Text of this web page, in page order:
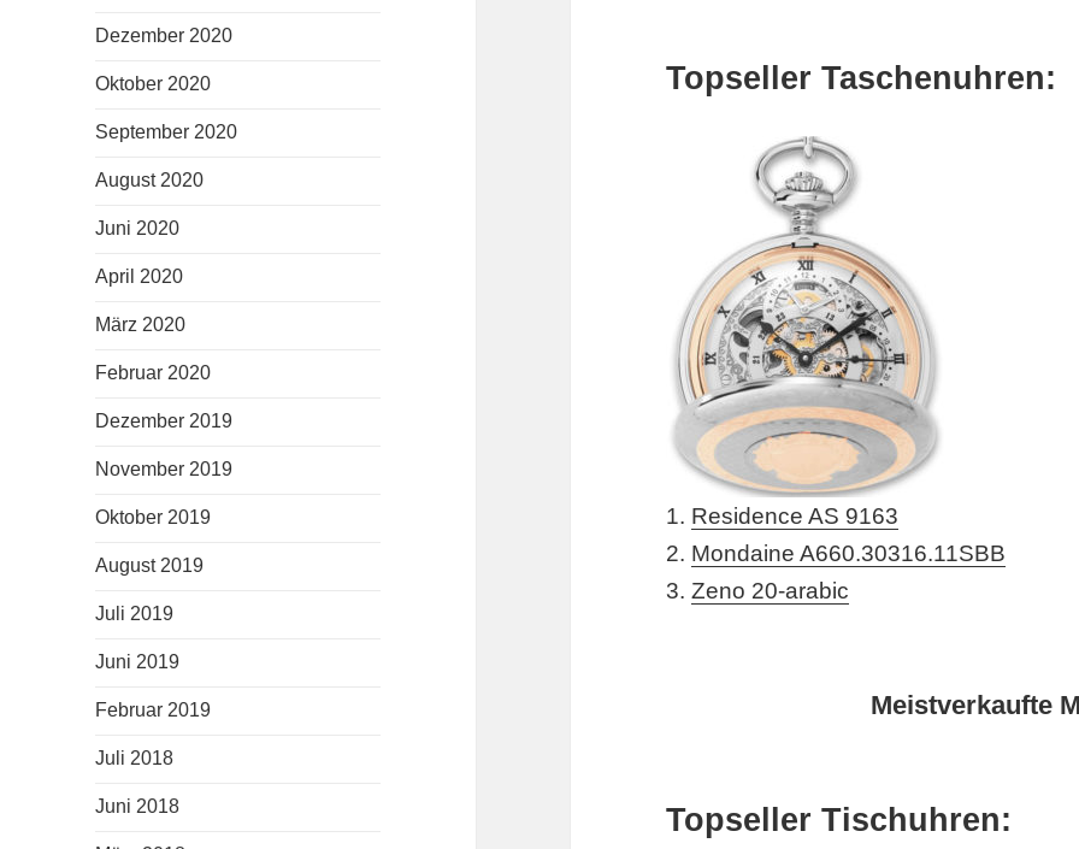
Dezember 2020
Oktober 2020
September 2020
August 2020
Juni 2020
April 2020
März 2020
Februar 2020
Dezember 2019
November 2019
Oktober 2019
August 2019
Juli 2019
Juni 2019
Februar 2019
Juli 2018
Juni 2018
Topseller Taschenuhren:
1. Residence AS 9163
2. Mondaine A660.30316.11SBB
3.Zeno 20-arabic
Meistverkaufte
Topseller Tischuhren: